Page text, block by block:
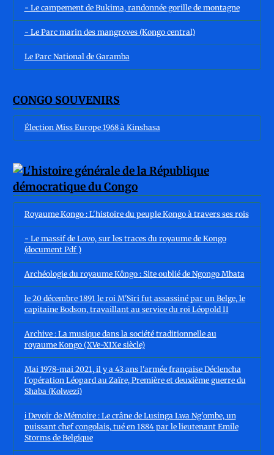
- Le campement de Bukima, randonnée gorille de montagne
- Le Parc marin des mangroves (Kongo central)
Le Parc National de Garamba
CONGO SOUVENIRS
Élection Miss Europe 1968 à Kinshasa
Royaume Kongo : L'histoire du peuple Kongo à travers ses rois
- Le massif de Lovo, sur les traces du royaume de Kongo
(document Pdf )
Archéologie du royaume Kôngo : Site oublié de Ngongo Mbata
le 20 décembre 1891 le roi M'Siri fut assassiné par un Belge, le
capitaine Bodson, travaillant au service du roi Léopold II
Archive : La musique dans la société traditionnelle au
royaume Kongo (XVe-XIXe siècle)
Mai 1978-mai 2021, il y a 43 ans l'armée française Déclencha
l'opération Léopard au Zaïre, Première et deuxième guerre du
Shaba (Kolwezi)
ℹ️ Devoir de Mémoire : Le crâne de Lusinga Lwa Ng'ombe, un
puissant chef congolais, tué en 1884 par le lieutenant Emile
Storms de Belgique